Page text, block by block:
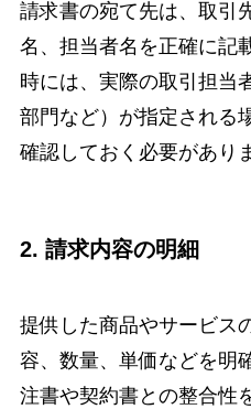
請求書の宛て先は、取引
名、担当者名を正確に記
時には、実際の取引担当
部門など）が指定される
確認しておく必要があり
2. 請求内容の明細
提供した商品やサービス
容、数量、単価などを明
注書や契約書との整合性